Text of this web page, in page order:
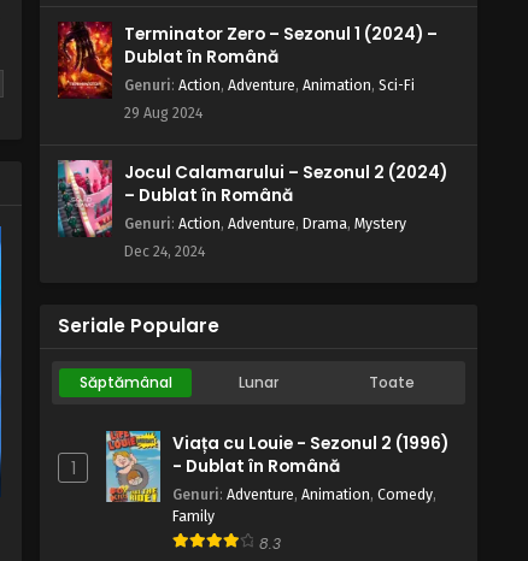
Terminator Zero – Sezonul 1 (2024) –
Dublat în Română
Genuri: Action, Adventure, Animation, Sci-Fi
29 Aug 2024
Jocul Calamarului – Sezonul 2 (2024)
– Dublat în Română
Genuri: Action, Adventure, Drama, Mystery
Dec 24, 2024
Seriale Populare
Săptămânal Lunar Toate
1
Viața cu Louie - Sezonul 2 (1996)
- Dublat în Română
Genuri: Adventure, Animation, Comedy,
Family
8.3